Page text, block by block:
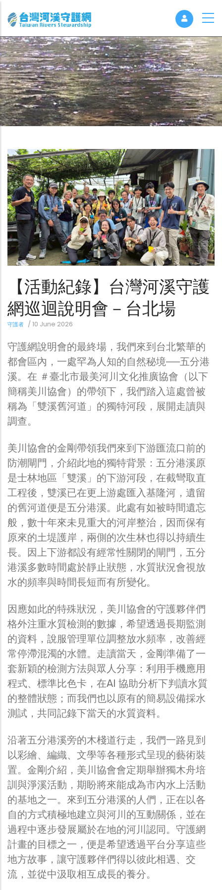
【活動紀錄】台灣河溪守護
網巡迴說明會－台北場
守護者 /10 June 2026
守護網說明會的最終場，我們來到台北繁華的
都會區內，一處罕為人知的自然秘境──五分港
溪。在 ＃臺北市最美河川文化推廣協會（以下
簡稱美川協會）的帶領下，我們踏入這處曾被
稱為「雙溪舊河道」的獨特河段，展開走讀與
調查。
美川協會的金剛帶領我們來到下游匯流口前的
防潮閘門，介紹此地的獨特背景：五分港溪原
是士林地區「雙溪」的下游河段，在截彎取直
工程後，雙溪已在更上游處匯入基隆河，遺留
的舊河道便是五分港溪。此處有如被時間遺忘
般，數十年來未見重大的河岸整治，因而保有
原來的土堤護岸，兩側的次生林也得以持續生
長。因上下游都設有經常性關閉的閘門，五分
港溪多數時間處於靜止狀態，水質狀況會視放
水的頻率與時間長短而有所變化。
因應如此的特殊狀況，美川協會的守護夥伴們
格外注重水質檢測的數據，希望透過長期監測
的資料，說服管理單位調整放水頻率，改善經
常停滯混濁的水體。走讀當天，金剛準備了一
套新穎的檢測方法與眾人分享：利用手機應用
程式、標準比色卡，在AI 協助分析下判讀水質
的整體狀態；而我們也以原有的簡易設備採水
測試，共同記錄下當天的水質資料。
沿著五分港溪旁的木棧道行走，我們一路見到
以彩繪、編織、文學等各種形式呈現的藝術裝
置。金剛介紹，美川協會會定期舉辦獨木舟培
訓與淨溪活動，期盼將來能成為市內水上活動
的基地之一。來到五分港溪的人們，正在以各
自的方式積極地建立與河川的互動關係，並在
過程中逐步發展屬於在地的河川認同。守護網
計畫的目標之一，便是希望透過平台分享這些
地方故事，讓守護夥伴們得以彼此相遇、交
流，並從中汲取相互成長的養分。